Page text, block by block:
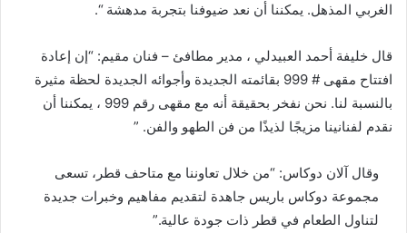
الغربي المذهل. يمكننا أن نعد ضيوفنا بتجربة مدهشة “.
قال خليفة أحمد العبيدلي ، مدير مطافئ – فنان مقيم: “إن إعادة
افتتاح مقهى # 999 بقائمته الجديدة وأجوائه الجديدة لحظة مثيرة
بالنسبة لنا. نحن نفخر بحقيقة أنه مع مقهى رقم 999 ، يمكننا أن
نقدم لفنانينا مزيجًا لذيذًا من فن الطهو والفن. ”
وقال آلان دوكاس: “من خلال تعاوننا مع متاحف قطر، تسعى
مجموعة دوكاس باريس جاهدة لتقديم مفاهيم وخبرات جديدة
لتناول الطعام في قطر ذات جودة عالية.”